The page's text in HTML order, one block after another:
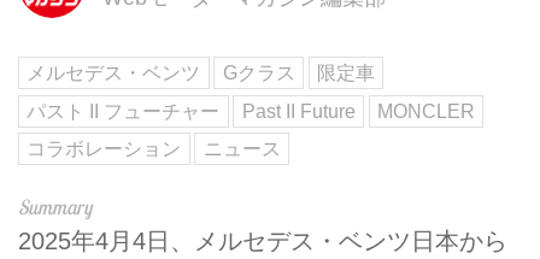
メルセデス・ベンツ Gクラス
限定車
パスト II フューチャー
Past II Future
MONCLER
コラボレーション
ニュース
2025年4月4日、メルセデス・ベンツ日本から